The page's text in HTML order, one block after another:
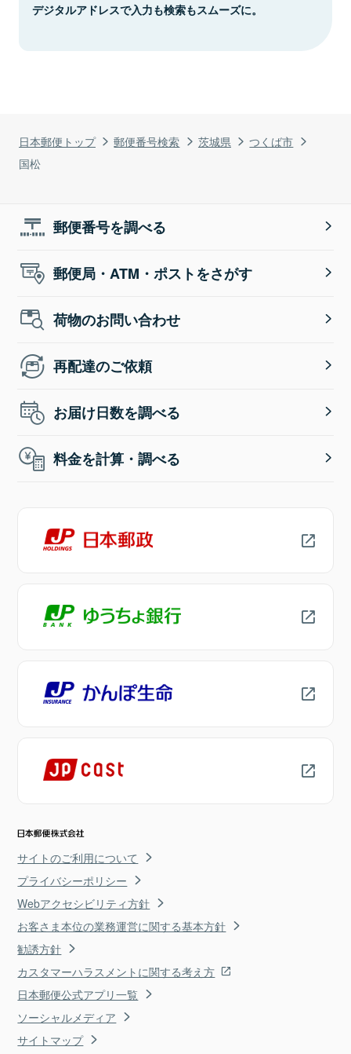
日本郵便トップ 郵便番号検索 茨城県
つくば市
国松
デジタルアドレスで入力も検索もスムーズに。
郵便番号を調べる
郵便局・ATM・ポストをさがす
荷物のお問い合わせ
再配達のご依頼
お届け日数を調べる
料金を計算・調べる
サイトのご利用について
プライバシーポリシー
Webアクセシビリティ方針
お客さま本位の業務運営に関する基本方針
勧誘方針
カスタマーハラスメントに関する考え方
日本郵便公式アプリ一覧
ソーシャルメディア
サイトマップ